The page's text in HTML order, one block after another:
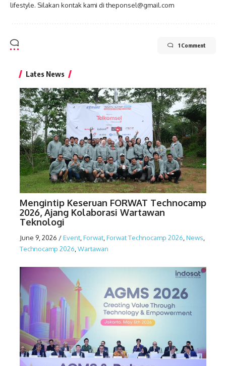
lifestyle. Silakan kontak kami di theponsel@gmail.com
1 Comment
Lates News
Mengintip Keseruan FORWAT Technocamp
2026, Ajang Kolaborasi Wartawan
Teknologi
June 9, 2026 /Event Forwat Forwat Technocamp 2026 News
Technocamp 2026 Wartawan